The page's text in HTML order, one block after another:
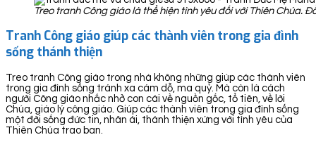
Treo tranh Công giáo là thể hiện tình yêu đối với Thiên Chúa.
Tranh Công giáo giúp các thành viên trong gia đình
sống thánh thiện
Treo tranh Công giáo trong nhà không những giúp các thành viên
trong gia đình sống tránh xa cám dỗ, ma quỷ. Mà còn là cách
người Công giáo nhắc nhở con cái về nguồn gốc, tổ tiên, về lời
Chúa, giáo lý công giáo. Giúp các thành viên trong gia đình sống
một đời sống đức tin, nhân ái, thánh thiện xứng với tình yêu của
Thiên Chúa trao ban.